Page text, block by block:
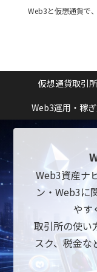
Web3と仮想通貨で
仮想通貨取引所
Web3運用・稼
Web3資産ナ
ン・Web3に
やす
取引所の使い
スク、税金な